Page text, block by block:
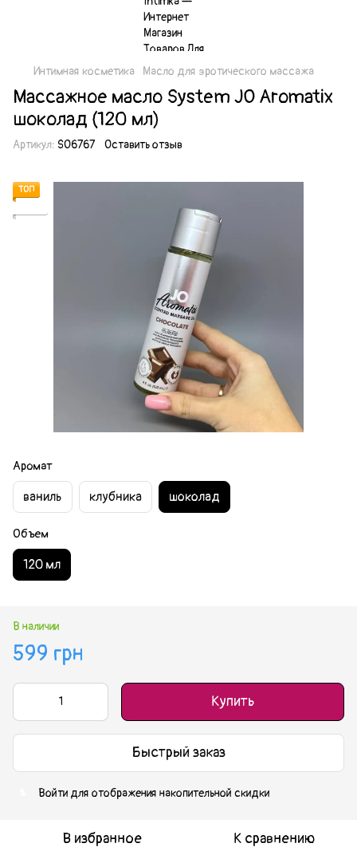
Интимная косметика Масло для эротического массажа
Массажное масло System JO Aromatix
шоколад (120 мл)
Артикул: SO6767 Оставить отзыв
ТОП
Аромат
ваниль клубника шоколад
Объем
120 мл
В наличии
599 грн
Купить
Быстрый заказ
Войти для отображения накопительной скидки
В избранное К сравнению